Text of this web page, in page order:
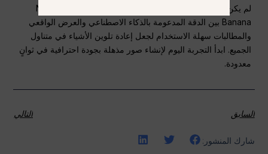
لم يكن تغيير لون الأشياء أسهل من أي وقت مضى. يجمع Nano
Banana بين الدقة المدعومة بالذكاء الاصطناعي والعرض الواقعي
والمطالبات سهلة الاستخدام لجعل إعادة تلوين الأشياء في متناول
الجميع. ابدأ التجربة اليوم لإنشاء صور مذهلة بجودة احترافية في ثوانٍ
معدودة.
السابق التالي
شارك المنشور: